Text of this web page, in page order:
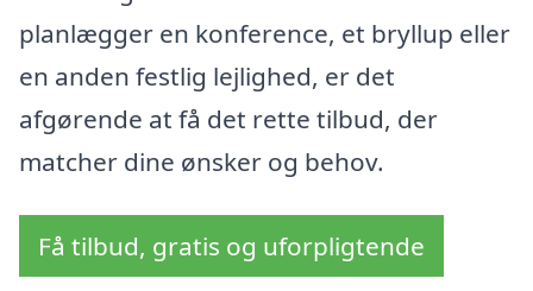
planlægger en konference, et bryllup eller
en anden festlig lejlighed, er det
afgørende at få det rette tilbud, der
matcher dine ønsker og behov.
Få tilbud, gratis og uforpligtende